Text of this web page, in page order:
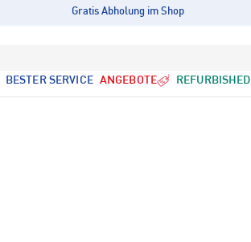
Gratis Abholung im Shop
BESTER SERVICE ANGEBOTE REFURBISHED